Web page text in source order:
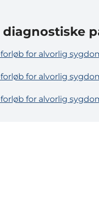
diagnostiske
for alvorlig
for alvorlig
for alvorlig